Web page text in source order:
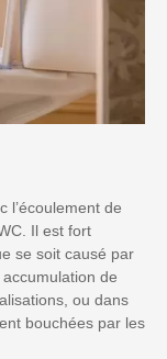
l’écoulement de
Il est fort
se soit causé par
de
ou dans
bouchées par les